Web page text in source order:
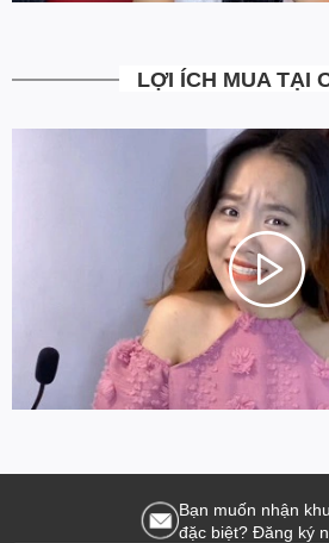
LỢI ÍCH MUA TẠI
Bạn muốn nhận
đặc biệt? Đăng ký